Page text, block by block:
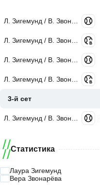
3-й сет
Статистика
Лаура Зигемунд
Вера Звонарёва